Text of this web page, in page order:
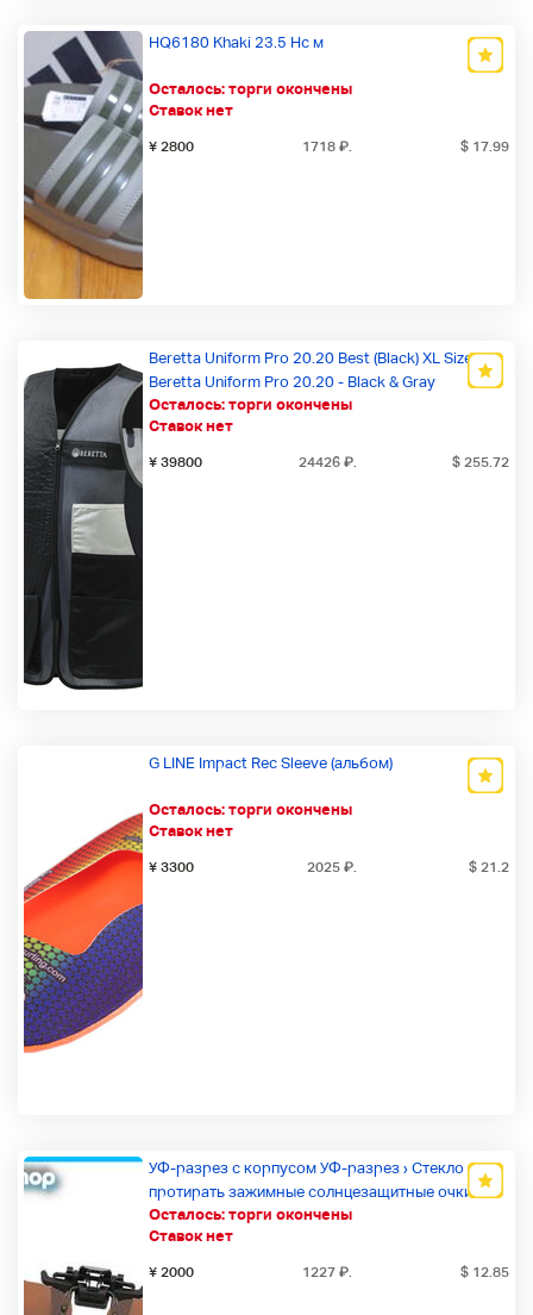
Осталось: торги окончены
Ставок нет
HQ6180 Khaki 23.5 Hc м
¥ 2800 1718 ₽. $ 17.99
Осталось: торги окончены
Ставок нет
Beretta Uniform Pro 20.20 Best (Black) XL Size /
Beretta Uniform Pro 20.20 - Black & Gray
¥ 39800 24426 ₽. $ 255.72
Осталось: торги окончены
Ставок нет
G LINE Impact Rec Sleeve (альбом)
¥ 3300 2025 ₽. $ 21.2
Осталось: торги окончены
Ставок нет
УФ-разрез с корпусом УФ-разрез › Стекло
протирать зажимные солнцезащитные очки с
верхней части очков
¥ 2000 1227 ₽. $ 12.85